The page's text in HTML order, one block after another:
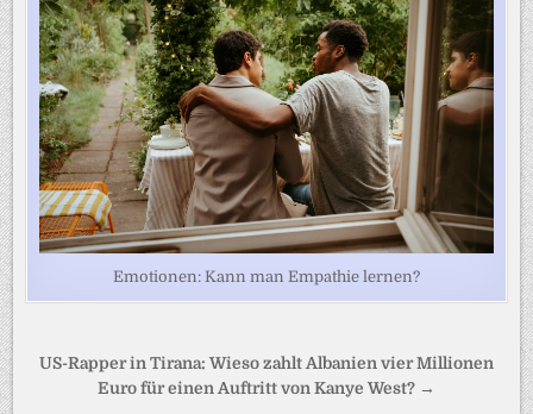
Emotionen: Kann man Empathie lernen?
Beitragsnavigation
US-Rapper in Tirana: Wieso zahlt Albanien vier Millionen
Euro für einen Auftritt von Kanye West? →